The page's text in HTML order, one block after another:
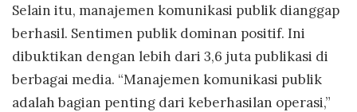
Selain itu, manajemen komunikasi publik dianggap
berhasil. Sentimen publik dominan positif. Ini
dibuktikan dengan lebih dari 3,6 juta publikasi di
berbagai media. “Manajemen komunikasi publik
adalah bagian penting dari keberhasilan operasi,”